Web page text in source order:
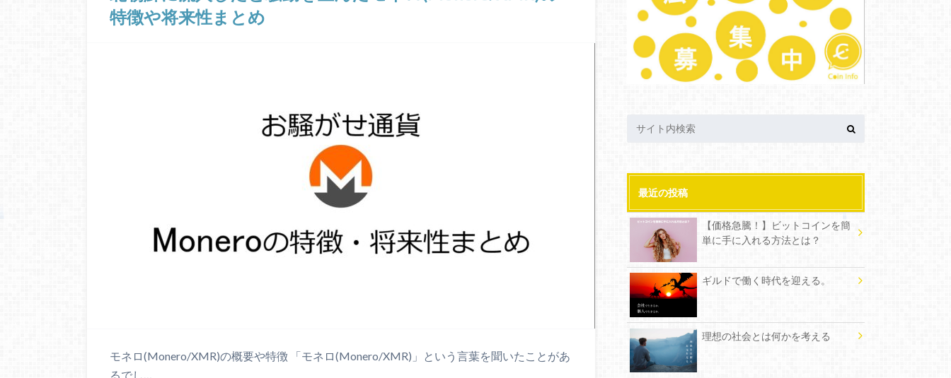
特徴や将来性まとめ
モネロ(Monero/XMR)の概要や特徴 「モネロ(Monero/XMR)」という言葉を聞いたことがあ
るでし…
最近の投稿
【価格急騰！】ビットコインを簡
単に手に入れる方法とは？
ギルドで働く時代を迎える。
理想の社会とは何かを考える